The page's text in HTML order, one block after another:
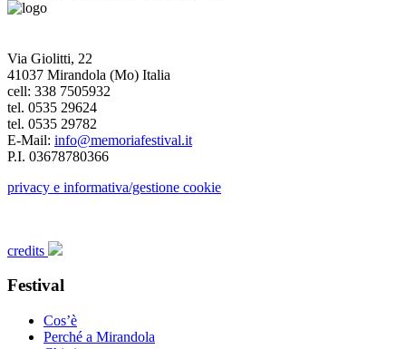
Via Giolitti, 22
41037 Mirandola (Mo) Italia
cell: 338 7505932
tel. 0535 29624
tel. 0535 29782
E-Mail: info@memoriafestival.it
P.I. 03678780366
privacy e informativa/gestione cookie
credits
Festival
Cos’è
Perché a Mirandola